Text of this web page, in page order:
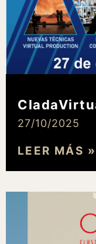
27/10/2025
LEER MÁS »